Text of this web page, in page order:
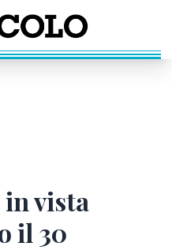
vista
il 30